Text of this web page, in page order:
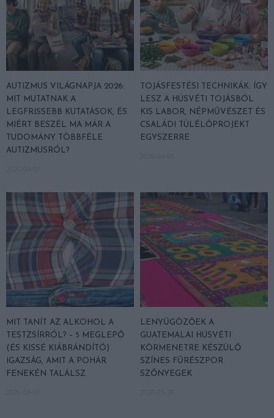
AUTIZMUS VILÁGNAPJA 2026:
MIT MUTATNAK A
LEGFRISSEBB KUTATÁSOK, ÉS
MIÉRT BESZÉL MA MÁR A
TUDOMÁNY TÖBBFÉLE
AUTIZMUSRÓL?
TOJÁSFESTÉSI TECHNIKÁK: ÍGY
LESZ A HÚSVÉTI TOJÁSBÓL
KIS LABOR, NÉPMŰVÉSZET ÉS
CSALÁDI TÚLÉLŐPROJEKT
EGYSZERRE
MIT TANÍT AZ ALKOHOL A
TESTZSÍRRÓL? – 5 MEGLEPŐ
(ÉS KISSÉ KIÁBRÁNDÍTÓ)
IGAZSÁG, AMIT A POHÁR
FENEKÉN TALÁLSZ
LENYŰGÖZŐEK A
GUATEMALAI HÚSVÉTI
KÖRMENETRE KÉSZÜLŐ
SZÍNES FŰRÉSZPOR
SZŐNYEGEK